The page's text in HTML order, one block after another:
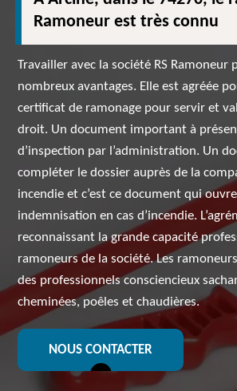
Ramoneur est très connu
Travailler avec la société RS Ramoneur
nombreux avantages. Elle est agréée
certificat de ramonage pour servir et
droit. Un document important à
d’inspection par l’administration. Un
compléter le dossier auprès de la
incendie et c’est ce document qui
indemnisation en cas d’incendie.
reconnaissant la grande capacité
ramoneurs de la société. Les
des professionnels consciencieux
cheminées, poêles et chaudières.
NOUS CONTACTER